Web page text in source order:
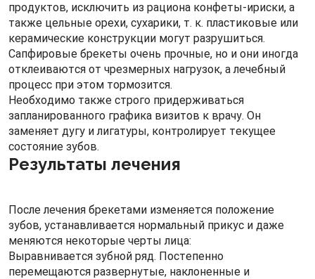
продуктов, исключить из рациона конфеты-ириски, а
также цельные орехи, сухарики, т. к. пластиковые или
керамические конструкции могут разрушиться.
Сапфировые брекеты очень прочные, но и они иногда
отклеиваются от чрезмерных нагрузок, а лечебный
процесс при этом тормозится.
Необходимо также строго придерживаться
запланированного графика визитов к врачу. Он
заменяет дугу и лигатуры, контролирует текущее
состояние зубов.
Результаты лечения
После лечения брекетами изменяется положение
зубов, устанавливается нормальный прикус и даже
меняются некоторые черты лица:
Выравнивается зубной ряд. Постепенно
перемещаются развернутые, наклоненные и